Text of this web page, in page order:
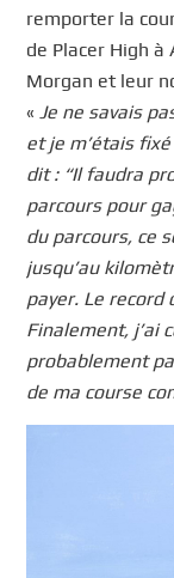
remporter la
de Placer High
Morgan et leur
«Je ne savais
et je m’étais
dit : “Il faudra
parcours pour
du parcours, ce
jusqu’au
payer. Le record
Finalement, j’ai
probablement
de ma course